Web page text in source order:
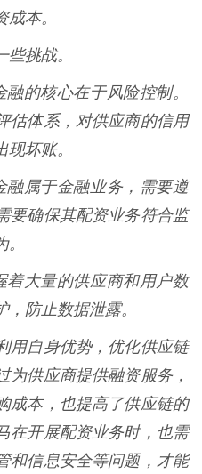
本。
挑战。
的核心在于风险控制。
估体系，对供应商的信用
坏账。
融属于金融业务，需要遵
要确保其配资业务符合监
着大量的供应商和用户数
防止数据泄露。
用自身优势，优化供应链
为供应商提供融资服务，
成本，也提高了供应链的
在开展配资业务时，也需
和信息安全等问题，才能